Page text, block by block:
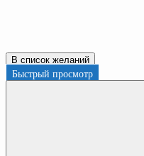
В список желаний
Быстрый просмотр